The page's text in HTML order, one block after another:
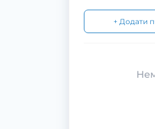
+ Додати